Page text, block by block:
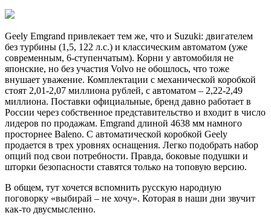
Geely Emgrand привлекает тем же, что и Suzuki: двигателем
без турбины (1,5, 122 л.с.) и классическим автоматом (уже
современным, 6-ступенчатым). Корни у автомобиля не
японские, но без участия Volvo не обошлось, что тоже
внушает уважение. Комплектации с механической коробкой
стоят 2,01-2,07 миллиона рублей, с автоматом – 2,22-2,49
миллиона. Поставки официальные, бренд давно работает в
России через собственное представительство и входит в число
лидеров по продажам. Emgrand длиной 4638 мм намного
просторнее Baleno. С автоматической коробкой Geely
продается в трех уровнях оснащения. Легко подобрать набор
опций под свои потребности. Правда, боковые подушки и
шторки безопасности ставятся только на топовую версию.
В общем, тут хочется вспомнить русскую народную
поговорку «выбирай – не хочу». Которая в наши дни звучит
как-то двусмысленно.